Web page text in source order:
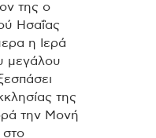
της ο
Ησαΐας
η Ιερά
μεγάλου
της
την Μονή